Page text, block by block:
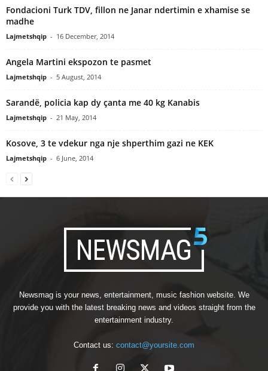
Fondacioni Turk TDV, fillon ne Janar ndertimin e xhamise se
madhe
Lajmetshqip - 16 December, 2014
Angela Martini ekspozon te pasmet
Lajmetshqip - 5 August, 2014
Sarandë, policia kap dy çanta me 40 kg Kanabis
Lajmetshqip - 21 May, 2014
Kosove, 3 te vdekur nga nje shperthim gazi ne KEK
Lajmetshqip - 6 June, 2014
Newsmag is your news, entertainment, music fashion website. We
provide you with the latest breaking news and videos straight from the
entertainment industry.
Contact us: contact@yoursite.com